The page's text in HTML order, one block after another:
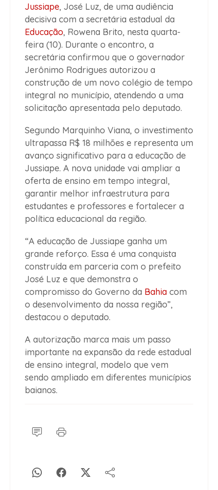
Jussiape, José Luz, de uma audiência
decisiva com a secretária estadual da
Educação, Rowena Brito, nesta quarta-
feira (10). Durante o encontro, a
secretária confirmou que o governador
Jerônimo Rodrigues autorizou a
construção de um novo colégio de tempo
integral no município, atendendo a uma
solicitação apresentada pelo deputado.
Segundo Marquinho Viana, o investimento
ultrapassa R$ 18 milhões e representa um
avanço significativo para a educação de
Jussiape. A nova unidade vai ampliar a
oferta de ensino em tempo integral,
garantir melhor infraestrutura para
estudantes e professores e fortalecer a
política educacional da região.
“A educação de Jussiape ganha um
grande reforço. Essa é uma conquista
construída em parceria com o prefeito
José Luz e que demonstra o
compromisso do Governo da Bahia com
o desenvolvimento da nossa região”,
destacou o deputado.
A autorização marca mais um passo
importante na expansão da rede estadual
de ensino integral, modelo que vem
sendo ampliado em diferentes municípios
baianos.